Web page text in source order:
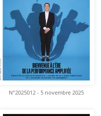
N°2025012 - 5 novembre 2025